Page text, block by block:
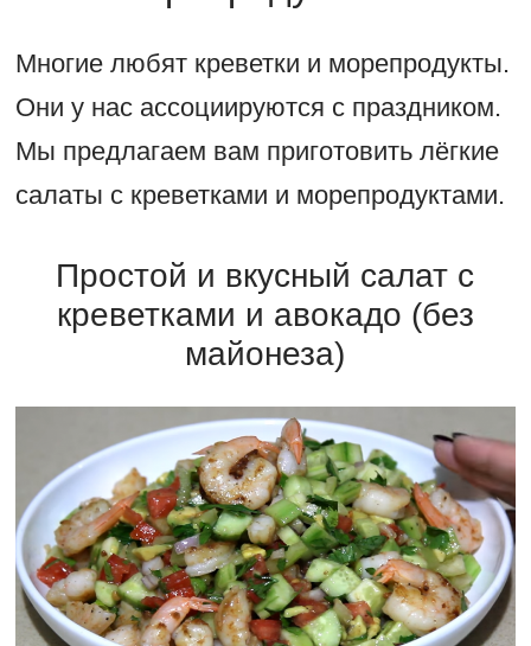
Многие любят креветки и морепродукты.
Они у нас ассоциируются с праздником.
Мы предлагаем вам приготовить лёгкие
салаты с креветками и морепродуктами.
Простой и вкусный салат с
креветками и авокадо (без
майонеза)